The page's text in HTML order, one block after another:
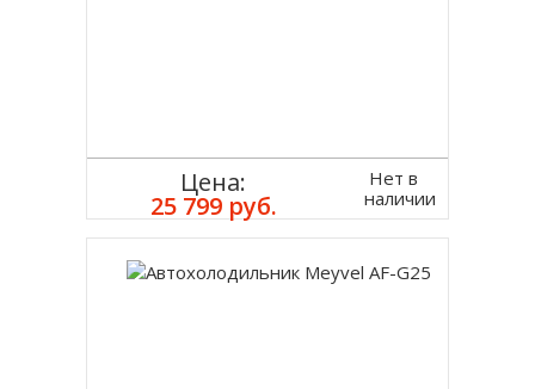
Цена:
25 799 руб.
Нет в
наличии